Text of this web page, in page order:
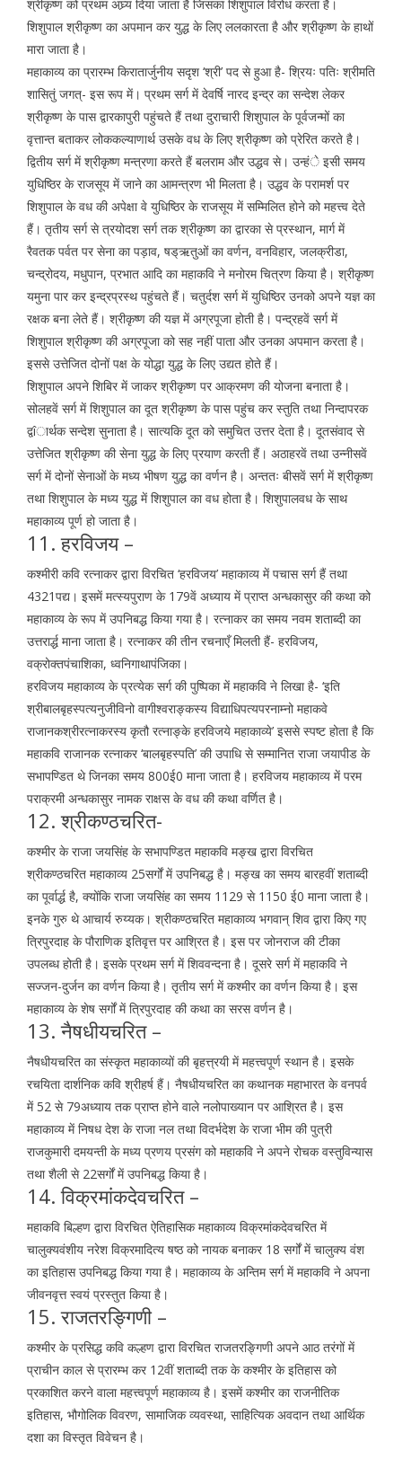
श्रीकृष्ण को प्रथम अघ्र्य दिया जाता है जिसका शिशुपाल विरोध करता है।
शिशुपाल श्रीकृष्ण का अपमान कर युद्ध के लिए ललकारता है और श्रीकृष्ण के हाथों
मारा जाता है।
महाकाव्य का प्रारम्भ किरातार्जुनीय सदृश ‘श्री’ पद से हुआ है- श्रियः पतिः श्रीमति
शासितुं जगत्- इस रूप में। प्रथम सर्ग में देवर्षि नारद इन्द्र का सन्देश लेकर
श्रीकृष्ण के पास द्वारकापुरी पहुंचते हैं तथा दुराचारी शिशुपाल के पूर्वजन्मों का
वृत्तान्त बताकर लोककल्याणार्थ उसके वध के लिए श्रीकृष्ण को प्रेरित करते है।
द्वितीय सर्ग में श्रीकृष्ण मन्त्रणा करते हैं बलराम और उद्धव से। उन्हंे इसी समय
युधिष्ठिर के राजसूय में जाने का आमन्त्रण भी मिलता है। उद्धव के परामर्श पर
शिशुपाल के वध की अपेक्षा वे युधिष्ठिर के राजसूय में सम्मिलित होने को महत्त्व देते
हैं। तृतीय सर्ग से त्रयोदश सर्ग तक श्रीकृष्ण का द्वारका से प्रस्थान, मार्ग में
रैवतक पर्वत पर सेना का पड़ाव, षड्ऋतुओं का वर्णन, वनविहार, जलक्रीडा,
चन्द्रोदय, मधुपान, प्रभात आदि का महाकवि ने मनोरम चित्रण किया है। श्रीकृष्ण
यमुना पार कर इन्द्रप्रस्थ पहुंचते हैं। चतुर्दश सर्ग में युधिष्ठिर उनको अपने यज्ञ का
रक्षक बना लेते हैं। श्रीकृष्ण की यज्ञ में अग्रपूजा होती है। पन्द्रहवें सर्ग में
शिशुपाल श्रीकृष्ण की अग्रपूजा को सह नहीं पाता और उनका अपमान करता है।
इससे उत्तेजित दोनों पक्ष के योद्धा युद्ध के लिए उद्यत होते हैं।
शिशुपाल अपने शिबिर में जाकर श्रीकृष्ण पर आक्रमण की योजना बनाता है।
सोलहवें सर्ग में शिशुपाल का दूत श्रीकृष्ण के पास पहुंच कर स्तुति तथा निन्दापरक
द्वîार्थक सन्देश सुनाता है। सात्यकि दूत को समुचित उत्तर देता है। दूतसंवाद से
उत्तेजित श्रीकृष्ण की सेना युद्ध के लिए प्रयाण करती हैं। अठाहरवें तथा उन्नीसवें
सर्ग में दोनों सेनाओं के मध्य भीषण युद्ध का वर्णन है। अन्ततः बीसवें सर्ग में श्रीकृष्ण
तथा शिशुपाल के मध्य युद्ध में शिशुपाल का वध होता है। शिशुपालवध के साथ
महाकाव्य पूर्ण हो जाता है।
11. हरविजय –
कश्मीरी कवि रत्नाकर द्वारा विरचित ‘हरविजय’ महाकाव्य में पचास सर्ग हैं तथा
4321पद्य। इसमें मत्स्यपुराण के 179वें अध्याय में प्राप्त अन्धकासुर की कथा को
महाकाव्य के रूप में उपनिबद्ध किया गया है। रत्नाकर का समय नवम शताब्दी का
उत्तरार्द्ध माना जाता है। रत्नाकर की तीन रचनाएँ मिलती हैं- हरविजय,
वक्रोक्तपंचाशिका, ध्वनिगाथापंजिका।
हरविजय महाकाव्य के प्रत्येक सर्ग की पुष्पिका में महाकवि ने लिखा है- ‘इति
श्रीबालबृहस्पत्यनुजीविनो वागीश्वराङ्कस्य विद्याधिपत्यपरनाम्नो महाकवे
राजानकश्रीरत्नाकरस्य कृतौ रत्नाङ्के हरविजये महाकाव्ये’ इससे स्पष्ट होता है कि
महाकवि राजानक रत्नाकर ‘बालबृहस्पति’ की उपाधि से सम्मानित राजा जयापीड के
सभापण्डित थे जिनका समय 800ई0 माना जाता है। हरविजय महाकाव्य में परम
पराक्रमी अन्धकासुर नामक राक्षस के वध की कथा वर्णित है।
12. श्रीकण्ठचरित-
कश्मीर के राजा जयसिंह के सभापण्डित महाकवि मङ्ख द्वारा विरचित
श्रीकण्ठचरित महाकाव्य 25सर्गों में उपनिबद्ध है। मङ्ख का समय बारहवीं शताब्दी
का पूर्वार्द्ध है, क्योंकि राजा जयसिंह का समय 1129 से 1150 ई0 माना जाता है।
इनके गुरु थे आचार्य रुय्यक। श्रीकण्ठचरित महाकाव्य भगवान् शिव द्वारा किए गए
त्रिपुरदाह के पौराणिक इतिवृत्त पर आश्रित है। इस पर जोनराज की टीका
उपलब्ध होती है। इसके प्रथम सर्ग में शिववन्दना है। दूसरे सर्ग में महाकवि ने
सज्जन-दुर्जन का वर्णन किया है। तृतीय सर्ग में कश्मीर का वर्णन किया है। इस
महाकाव्य के शेष सर्गों में त्रिपुरदाह की कथा का सरस वर्णन है।
13. नैषधीयचरित –
नैषधीयचरित का संस्कृत महाकाव्यों की बृहत्त्रयी में महत्त्वपूर्ण स्थान है। इसके
रचयिता दार्शनिक कवि श्रीहर्ष हैं। नैषधीयचरित का कथानक महाभारत के वनपर्व
में 52 से 79अध्याय तक प्राप्त होने वाले नलोपाख्यान पर आश्रित है। इस
महाकाव्य में निषध देश के राजा नल तथा विदर्भदेश के राजा भीम की पुत्री
राजकुमारी दमयन्ती के मध्य प्रणय प्रसंग को महाकवि ने अपने रोचक वस्तुविन्यास
तथा शैली से 22सर्गों में उपनिबद्ध किया है।
14. विक्रमांकदेवचरित –
महाकवि बिल्हण द्वारा विरचित ऐतिहासिक महाकाव्य विक्रमांकदेवचरित में
चालुक्यवंशीय नरेश विक्रमादित्य षष्ठ को नायक बनाकर 18 सर्गों में चालुक्य वंश
का इतिहास उपनिबद्ध किया गया है। महाकाव्य के अन्तिम सर्ग में महाकवि ने अपना
जीवनवृत्त स्वयं प्रस्तुत किया है।
15. राजतरङ्गिणी –
कश्मीर के प्रसिद्ध कवि कल्हण द्वारा विरचित राजतरङ्गिणी अपने आठ तरंगों में
प्राचीन काल से प्रारम्भ कर 12वीं शताब्दी तक के कश्मीर के इतिहास को
प्रकाशित करने वाला महत्त्वपूर्ण महाकाव्य है। इसमें कश्मीर का राजनीतिक
इतिहास, भौगोलिक विवरण, सामाजिक व्यवस्था, साहित्यिक अवदान तथा आर्थिक
दशा का विस्तृत विवेचन है।